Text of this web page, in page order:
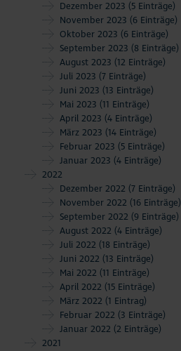
Dezember 2023 (5 Einträge)
November 2023 (6 Einträge)
Oktober 2023 (6 Einträge)
September 2023 (8 Einträge)
August 2023 (12 Einträge)
Juli 2023 (7 Einträge)
Juni 2023 (13 Einträge)
Mai 2023 (11 Einträge)
April 2023 (4 Einträge)
März 2023 (14 Einträge)
Februar 2023 (5 Einträge)
Januar 2023 (4 Einträge)
2022
Dezember 2022 (7 Einträge)
November 2022 (16 Einträge)
September 2022 (9 Einträge)
August 2022 (4 Einträge)
Juli 2022 (18 Einträge)
Juni 2022 (13 Einträge)
Mai 2022 (11 Einträge)
April 2022 (15 Einträge)
März 2022 (1 Eintrag)
Februar 2022 (3 Einträge)
Januar 2022 (2 Einträge)
2021